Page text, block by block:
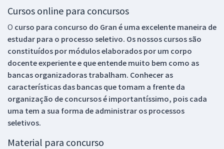
Cursos online para concursos
O curso para concurso do Gran é uma excelente maneira de
estudar para o processo seletivo. Os nossos cursos são
constituídos por módulos elaborados por um corpo
docente experiente e que entende muito bem como as
bancas organizadoras trabalham. Conhecer as
características das bancas que tomam a frente da
organização de concursos é importantíssimo, pois cada
uma tem a sua forma de administrar os processos
seletivos.
Material para concurso